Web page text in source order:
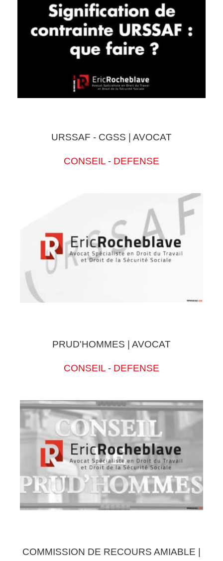
URSSAF - CGSS | AVOCAT
CONSEIL - DEFENSE
PRUD'HOMMES | AVOCAT
CONSEIL - DEFENSE
COMMISSION DE RECOURS AMIABLE |